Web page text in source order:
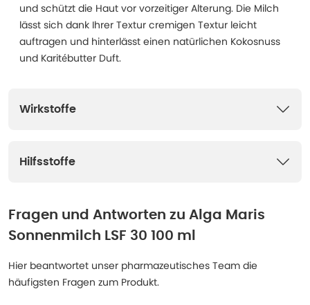
und schützt die Haut vor vorzeitiger Alterung. Die Milch
lässt sich dank Ihrer Textur cremigen Textur leicht
auftragen und hinterlässt einen natürlichen Kokosnuss
und Karitébutter Duft.
Wirkstoffe
Hilfsstoffe
Fragen und Antworten zu Alga Maris
Sonnenmilch LSF 30 100 ml
Hier beantwortet unser pharmazeutisches Team die
häufigsten Fragen zum Produkt.